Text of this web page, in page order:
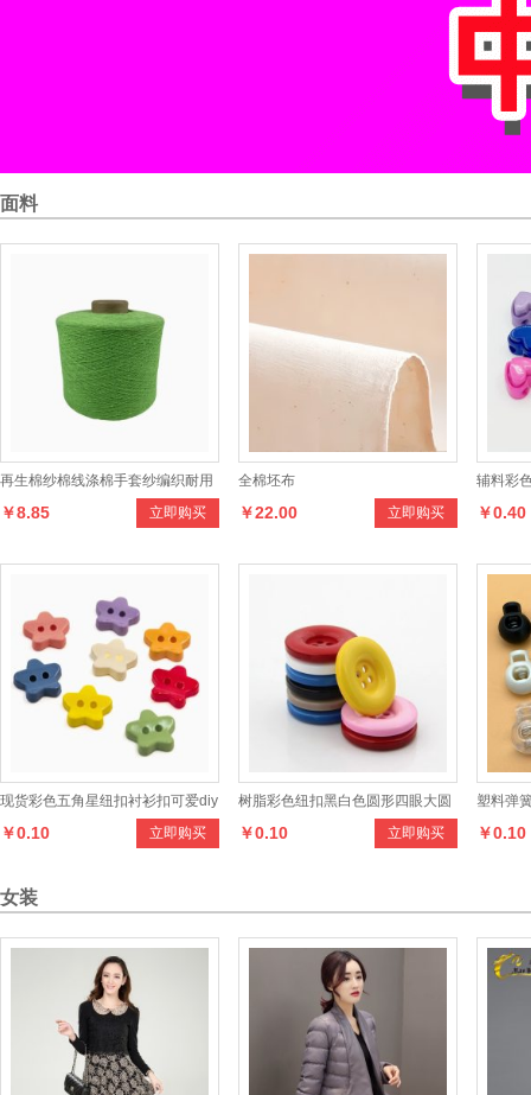
面料
再生棉纱棉线涤棉手套纱编织耐用
色织手织 立即购买
￥8.85
全棉坯布
立即购买
￥22.00
辅料彩
簧扣猪
￥0.40
现货彩色五角星纽扣衬衫扣可爱diy
外套开衫毛衣童装塑料有眼扣子
立即购买
￥0.10
树脂彩色纽扣黑白色圆形四眼大圆
边钮扣大衣风衣毛衣外套扣子
立即购买
￥0.10
塑料弹
收紧扣
￥0.10
女装